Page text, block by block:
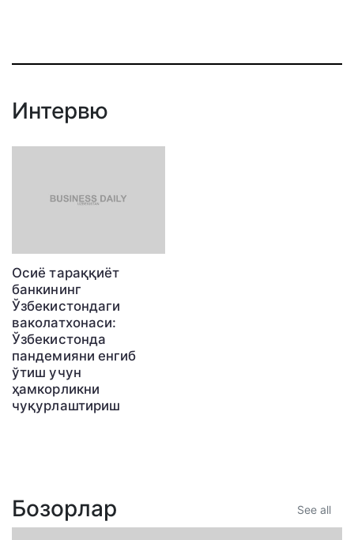
Интервю
Осиё тараққиёт
банкининг
Ўзбекистондаги
ваколатхонаси:
Ўзбекистонда
пандемияни енгиб
ўтиш учун
ҳамкорликни
чуқурлаштириш
Бозорлар See all